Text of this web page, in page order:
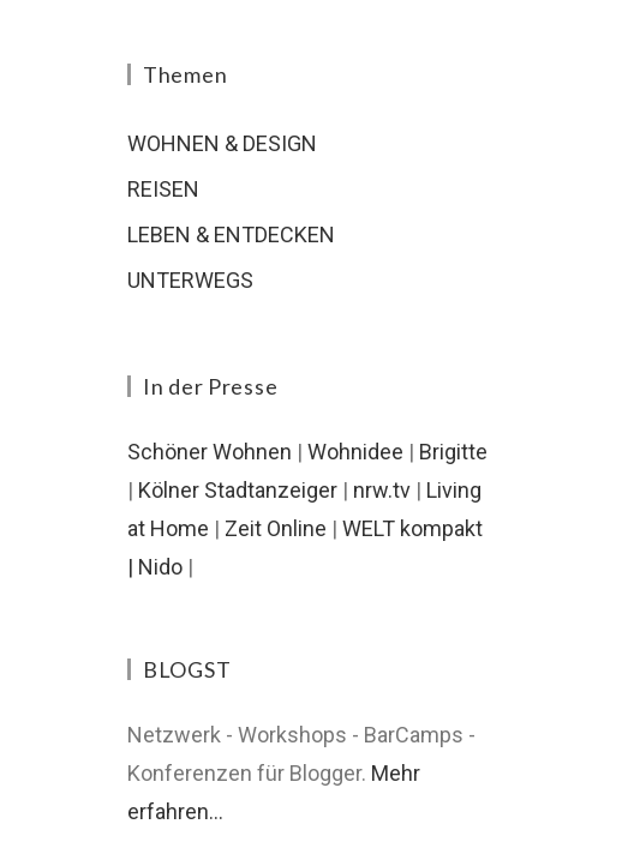
Themen
WOHNEN & DESIGN
REISEN
LEBEN & ENTDECKEN
UNTERWEGS
In der Presse
Schöner Wohnen | Wohnidee | Brigitte
| Kölner Stadtanzeiger | nrw.tv | Living
at Home | Zeit Online | WELT kompakt
| Nido |
BLOGST
Netzwerk - Workshops - BarCamps -
Konferenzen für Blogger. Mehr
erfahren...